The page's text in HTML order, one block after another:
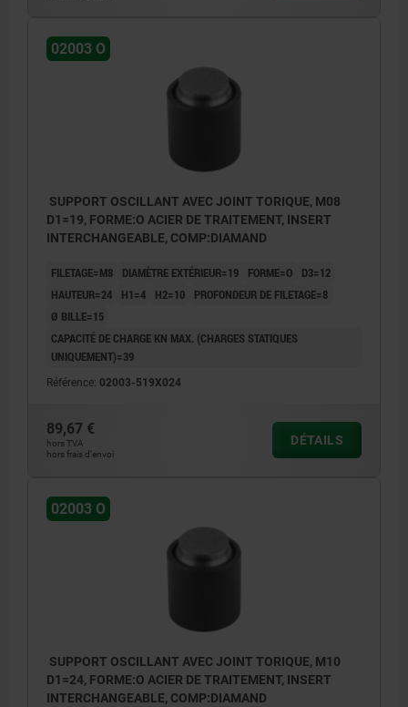
02003 O
SUPPORT OSCILLANT AVEC JOINT TORIQUE, M08
D1=19, FORME:O ACIER DE TRAITEMENT, INSERT
INTERCHANGEABLE, COMP:DIAMAND
FILETAGE=M8 DIAMÈTRE EXTÉRIEUR=19 FORME=O
D3=12
HAUTEUR=24
H1=4 H2=10
PROFONDEUR DE FILETAGE=8
Ø BILLE=15
CAPACITÉ DE CHARGE KN MAX. (CHARGES STATIQUES
UNIQUEMENT)=39
Référence: 02003-519X024
89,67 €
hors TVA
hors frais d’envoi
DÉTAILS
02003 O
SUPPORT OSCILLANT AVEC JOINT TORIQUE, M10
D1=24, FORME:O ACIER DE TRAITEMENT, INSERT
INTERCHANGEABLE, COMP:DIAMAND